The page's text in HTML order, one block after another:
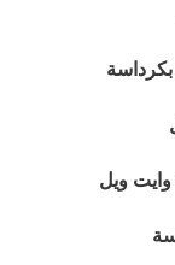
وايت ويل